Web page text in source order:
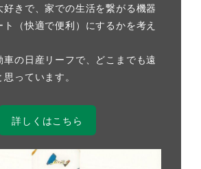
好きで、家での生活を繋がる機器
（快適で便利）にするかを考え
車の日産リーフで、どこまでも遠
っています。
詳しくはこちら